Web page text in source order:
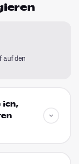
auf den
ich,